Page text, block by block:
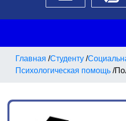
Главная /Студенту /
Психологическая помощь /